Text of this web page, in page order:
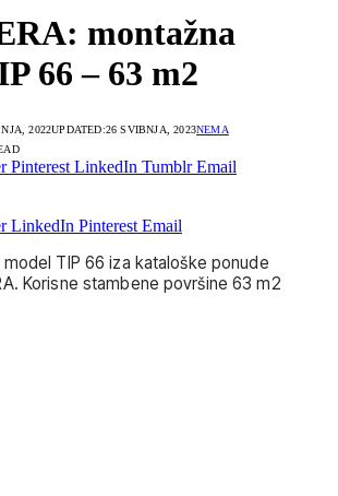
montažna
66 – 63 m2
2022UPDATED:26 SVIBNJA, 2023NEMA
Pinterest LinkedIn Tumblr Email
LinkedIn Pinterest Email
TIP 66 iza kataloške ponude
Korisne stambene površine 63 m2